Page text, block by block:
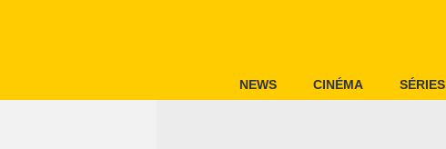
NEWS CINÉMA SÉRIES